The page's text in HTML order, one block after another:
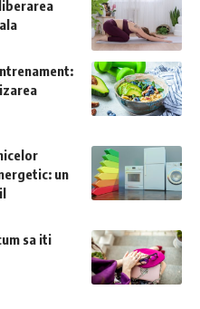
un
sa iti